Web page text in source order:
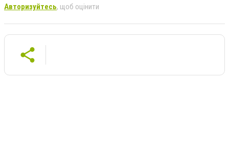
Авторизуйтесь, щоб оцінити